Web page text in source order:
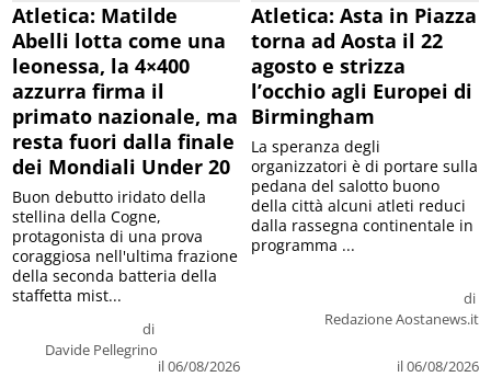
Atletica: Matilde
Abelli lotta come una
leonessa, la 4×400
azzurra firma il
primato nazionale, ma
resta fuori dalla finale
dei Mondiali Under 20
di
Davide Pellegrino
il 06/08/2026
Buon debutto iridato della
stellina della Cogne,
protagonista di una prova
coraggiosa nell'ultima frazione
della seconda batteria della
staffetta mist...
Atletica: Asta in Piazza
torna ad Aosta il 22
agosto e strizza
l’occhio agli Europei di
Birmingham
di
Redazione Aostanews.it
il 06/08/2026
La speranza degli
organizzatori è di portare sulla
pedana del salotto buono
della città alcuni atleti reduci
dalla rassegna continentale in
programma ...